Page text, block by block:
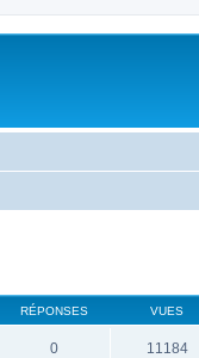
RÉPONSES VUES
0 11184